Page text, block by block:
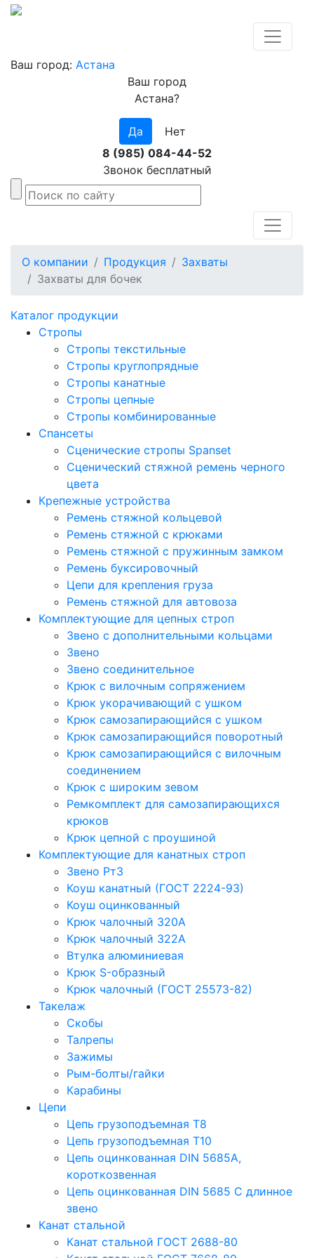
Ваш город: Астана
Ваш город
Астана?
Да
Нет
8 (985) 084-44-52
Звонок бесплатный
О компании Продукция
Захваты
Захваты для бочек
Каталог продукции
Стропы
Стропы текстильные
Стропы круглопрядные
Стропы канатные
Стропы цепные
Стропы комбинированные
Спансеты
Сценические стропы Spanset
Сценический стяжной ремень черного
цвета
Крепежные устройства
Ремень стяжной кольцевой
Ремень стяжной с крюками
Ремень стяжной с пружинным замком
Ремень буксировочный
Цепи для крепления груза
Ремень стяжной для автовоза
Комплектующие для цепных строп
Звено с дополнительными кольцами
Звено
Звено соединительное
Крюк с вилочным сопряжением
Крюк укорачивающий с ушком
Крюк самозапирающийся с ушком
Крюк самозапирающийся поворотный
Крюк самозапирающийся с вилочным
соединением
Крюк с широким зевом
Ремкомплект для самозапирающихся
крюков
Крюк цепной с проушиной
Комплектующие для канатных строп
Звено Рт3
Коуш канатный (ГОСТ 2224-93)
Коуш оцинкованный
Крюк чалочный 320А
Крюк чалочный 322А
Втулка алюминиевая
Крюк S-образный
Крюк чалочный (ГОСТ 25573-82)
Такелаж
Скобы
Талрепы
Зажимы
Рым-болты/гайки
Карабины
Цепи
Цепь грузоподъемная Т8
Цепь грузоподъемная Т10
Цепь оцинкованная DIN 5685A,
короткозвенная
Цепь оцинкованная DIN 5685 С длинное
звено
Канат стальной
Канат стальной ГОСТ 2688-80